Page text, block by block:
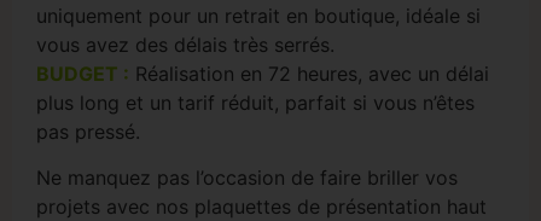
uniquement pour un retrait en boutique, idéale si
vous avez des délais très serrés.
BUDGET : Réalisation en 72 heures, avec un délai
plus long et un tarif réduit, parfait si vous n’êtes
pas pressé.
Ne manquez pas l’occasion de faire briller vos
projets avec nos plaquettes de présentation haut